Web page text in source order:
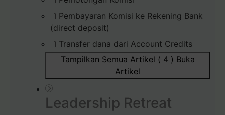
Pembayaran Komisi ke Rekening Bank
(direct deposit)
Transfer dana dari Account Credits
Tampilkan Semua Artikel ( 4 ) Buka
Artikel
Leadership Retreat